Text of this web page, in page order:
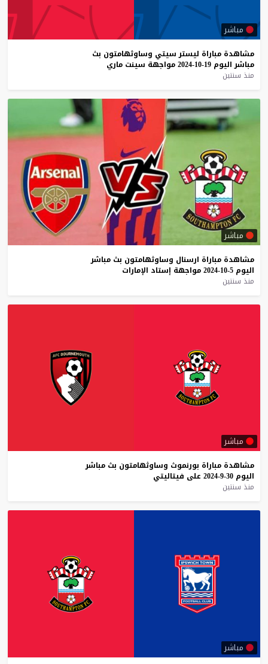
مباشر
مشاهدة مباراة ليستر سيتي وساوثهامتون بث
مباشر اليوم 19-10-2024 مواجهة سينت ماري
منذ سنتين
مباشر
مشاهدة مباراة ارسنال وساوثهامتون بث مباشر
اليوم 5-10-2024 مواجهة إستاد الإمارات
منذ سنتين
مباشر
مشاهدة مباراة بورنموث وساوثهامتون بث مباشر
اليوم 30-9-2024 على فيتاليتي
منذ سنتين
مباشر